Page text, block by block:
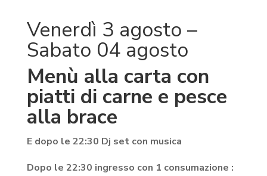
Venerdì 3 agosto –
Sabato 04 agosto
Menù alla carta con
piatti di carne e pesce
alla brace
E dopo le 22:30 Dj set con musica
Dopo le 22:30 ingresso con 1 consumazione :